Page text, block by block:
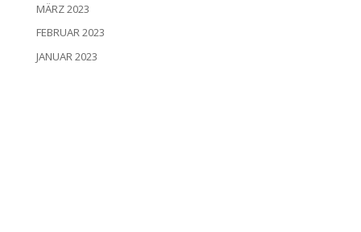
MÄRZ 2023
FEBRUAR 2023
JANUAR 2023